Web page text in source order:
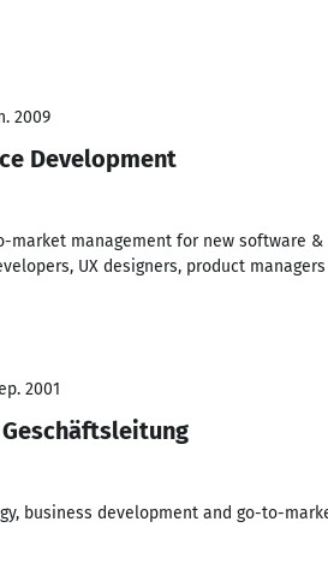
2009
Development
market management for new software
UX designers, product
2001
business development and go-to-